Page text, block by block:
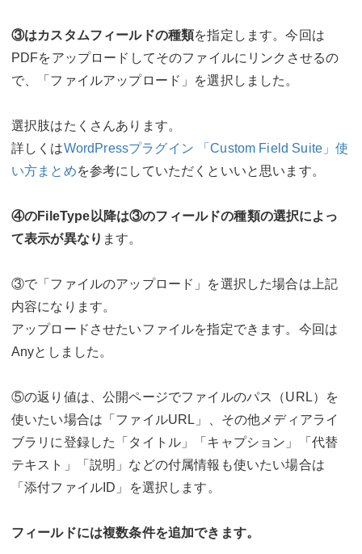
③はカスタムフィールドの種類を指定します。今回は
PDFをアップロードしてそのファイルにリンクさせるの
で、「ファイルアップロード」を選択しました。
選択肢はたくさんあります。
詳しくはWordPressプラグイン 「Custom Field Suite」使
い方まとめを参考にしていただくといいと思います。
④のFileType以降は③のフィールドの種類の選択によっ
て表示が異なり ます。
③で「ファイルのアップロード」を選択した場合は上記
内容になります。
アップロードさせたいファイルを指定できます。今回は
Anyとしました。
⑤の返り値は、公開ページでファイルのパス（URL）を
使いたい場合は「ファイルURL」、その他メディアライ
ブラリに登録した「タイトル」「キャプション」「代替
テキスト」「説明」などの付属情報も使いたい場合は
「添付ファイルID」を選択します。
フィールドには複数条件を追加できます。